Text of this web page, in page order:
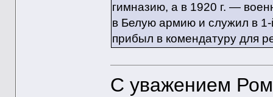
гимназию, а в 1920 г. —
в Белую армию и служил в 1-
прибыл в комендатуру для
С уважением